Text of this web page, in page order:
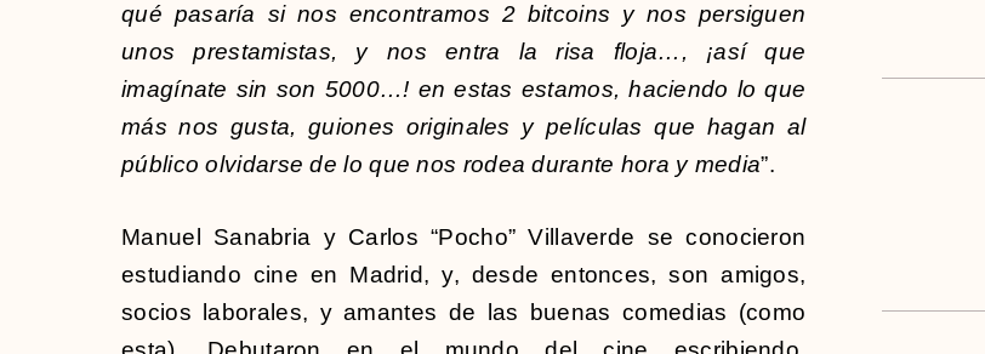
qué pasaría si nos encontramos 2 bitcoins y nos persiguen
unos prestamistas, y nos entra la risa floja…, ¡así que
imagínate sin son 5000…! en estas estamos, haciendo lo que
más nos gusta, guiones originales y películas que hagan al
público olvidarse de lo que nos rodea durante hora y media”.
Manuel Sanabria y Carlos “Pocho” Villaverde se conocieron
estudiando cine en Madrid, y, desde entonces, son amigos,
socios laborales, y amantes de las buenas comedias (como